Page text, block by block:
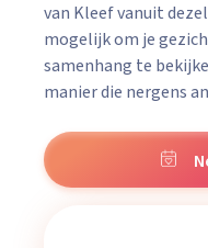
van Kleef vanuit
mogelijk om je
samenhang te
manier die nergens